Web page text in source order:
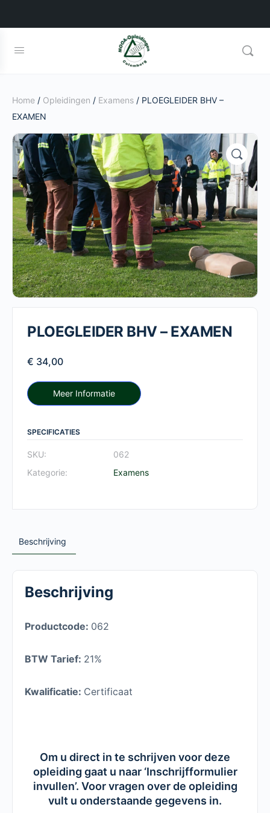
Home / Opleidingen / Examens / PLOEGLEIDER BHV –
EXAMEN
PLOEGLEIDER BHV – EXAMEN
€ 34,00
Meer Informatie
SPECIFICATIES
SKU:
062
Kategorie:
Examens
Beschrijving
Beschrijving
Productcode: 062
BTW Tarief: 21%
Kwalificatie: Certificaat
Om u direct in te schrijven voor deze
opleiding gaat u naar ‘Inschrijfformulier
invullen’. Voor vragen over de opleiding
vult u onderstaande gegevens in.